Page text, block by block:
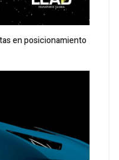
en posicionamiento